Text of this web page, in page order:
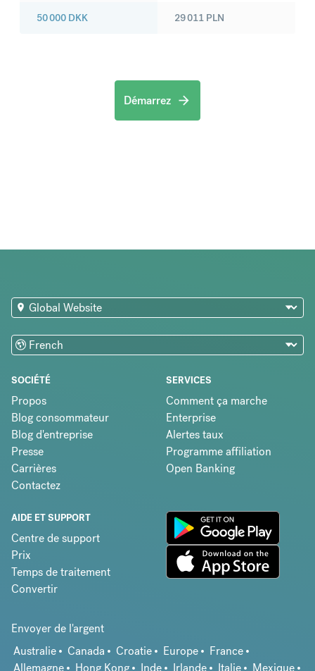
50 000 DKK 29 011 PLN
Démarrez
SOCIÉTÉ
Propos
Blog consommateur
Blog d'entreprise
Presse
Carrières
Contactez
SERVICES
Comment ça marche
Enterprise
Alertes taux
Programme affiliation
Open Banking
AIDE ET SUPPORT
Centre de support
Prix
Temps de traitement
Convertir
Envoyer de l'argent
Australie
Canada Croatie Europe
France
Allemagne
Hong Kong Inde Irlande Italie
Mexique